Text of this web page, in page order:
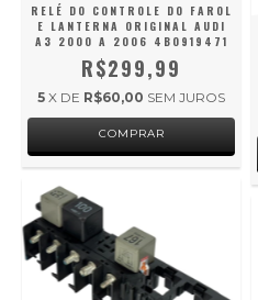
RELÉ DO CONTROLE DO FAROL
E LANTERNA ORIGINAL AUDI
A3 2000 A 2006 4B0919471
R$299,99
5 X DE R$60,00 SEM JUROS